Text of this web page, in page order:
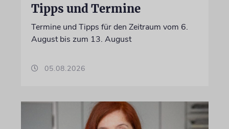
Tipps und Termine
Termine und Tipps für den Zeitraum vom 6.
August bis zum 13. August
05.08.2026